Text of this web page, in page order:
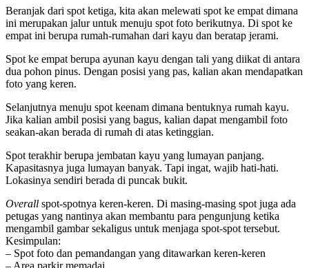
Beranjak dari spot ketiga, kita akan melewati spot ke empat dimana
ini merupakan jalur untuk menuju spot foto berikutnya. Di spot ke
empat ini berupa rumah-rumahan dari kayu dan beratap jerami.
Spot ke empat berupa ayunan kayu dengan tali yang diikat di antara
dua pohon pinus. Dengan posisi yang pas, kalian akan mendapatkan
foto yang keren.
Selanjutnya menuju spot keenam dimana bentuknya rumah kayu.
Jika kalian ambil posisi yang bagus, kalian dapat mengambil foto
seakan-akan berada di rumah di atas ketinggian.
Spot terakhir berupa jembatan kayu yang lumayan panjang.
Kapasitasnya juga lumayan banyak. Tapi ingat, wajib hati-hati.
Lokasinya sendiri berada di puncak bukit.
Overall spot-spotnya keren-keren. Di masing-masing spot juga ada
petugas yang nantinya akan membantu para pengunjung ketika
mengambil gambar sekaligus untuk menjaga spot-spot tersebut.
Kesimpulan:
– Spot foto dan pemandangan yang ditawarkan keren-keren